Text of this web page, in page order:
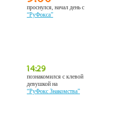
проснулся, начал день с
“РуФокса”
познакомился с клевой
девушкой на
“РуФокс Знакомства”